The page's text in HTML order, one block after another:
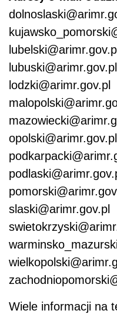
lubuski@arimr.gov.pl
lodzki@arimr.gov.pl
opolski@arimr.gov.pl
slaski@arimr.gov.pl
Wiele informacji na